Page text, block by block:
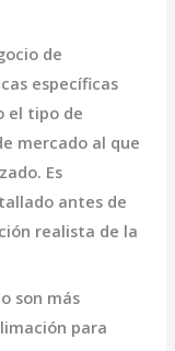
de
específicas
el tipo de
mercado al que
Es
antes de
realista de la
son más
para